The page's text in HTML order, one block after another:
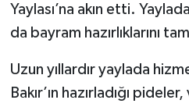
Yaylası’na akın etti.
da bayram hazırlıklarını
Uzun yıllardır yaylada
Bakır’ın hazırladığı